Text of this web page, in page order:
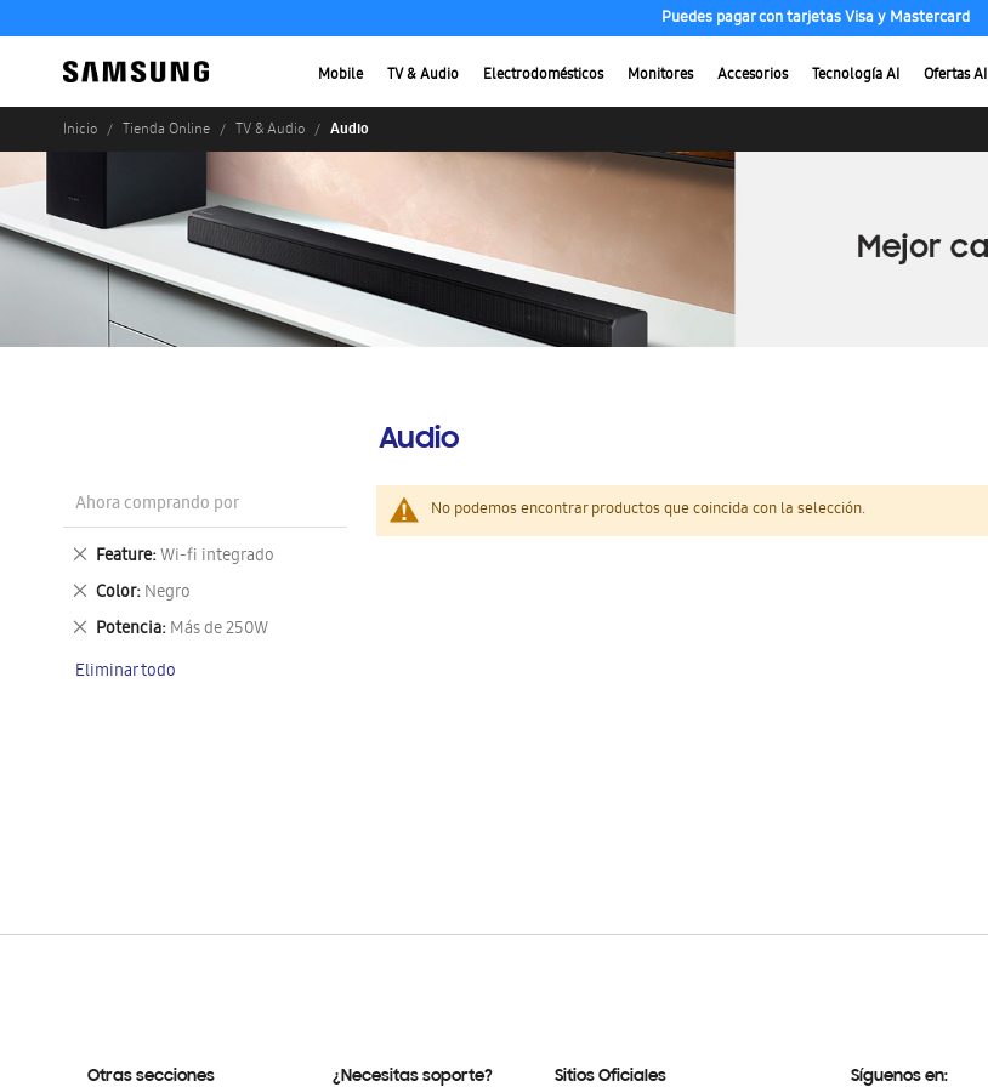
Puedes pagar con tarjetas Visa y Mastercard
Mobile TV & Audio Electrodomésticos Monitores Accesorios Tecnología AI Ofertas AI
Inicio Tienda Online TV & Audio Audio
Audio
No podemos encontrar productos que coincida con la selección.
Ahora comprando por
Feature Wi-fi integrado
Eliminar
este
artículo
Color Negro
Eliminar
este
artículo
Potencia Más de 250W
Eliminar
artículo
Eliminar todo
Otras secciones ¿Necesitas soporte? Sitios Oficiales Síguenos en: